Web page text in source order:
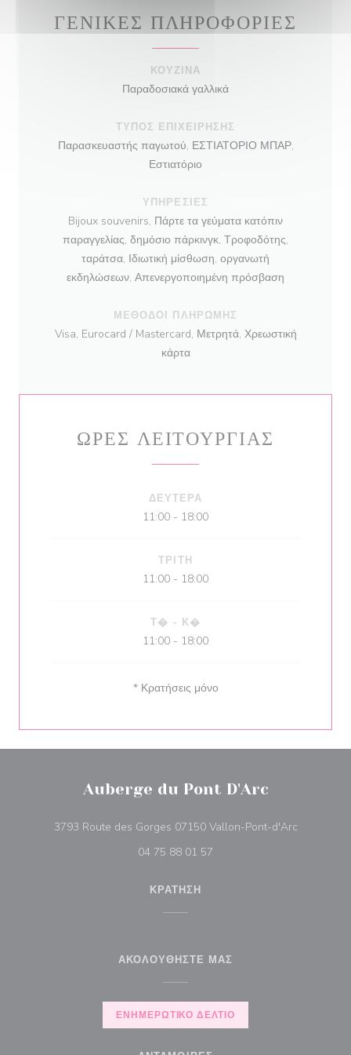
ΓΕΝΙΚΈΣ ΠΛΗΡΟΦΟΡΊΕΣ
ΚΟΥΖΊΝΑ
Παραδοσιακά γαλλικά
ΤΎΠΟΣ ΕΠΙΧΕΊΡΗΣΗΣ
Παρασκευαστής παγωτού, ΕΣΤΙΑΤΟΡΙΟ ΜΠΑΡ,
Εστιατόριο
ΥΠΗΡΕΣΊΕΣ
Bijoux souvenirs, Πάρτε τα γεύματα κατόπιν
παραγγελίας, δημόσιο πάρκινγκ, Τροφοδότης,
ταράτσα, Ιδιωτική μίσθωση, οργανωτή
εκδηλώσεων, Απενεργοποιημένη πρόσβαση
ΜΈΘΟΔΟΙ ΠΛΗΡΩΜΉΣ
Visa, Eurocard / Mastercard, Μετρητά, Χρεωστική
κάρτα
ΏΡΕΣ ΛΕΙΤΟΥΡΓΊΑΣ
ΔΕΥΤΈΡΑ
11:00 - 18:00
ΤΡΊΤΗ
11:00 - 18:00
Τ� - Κ�
11:00 - 18:00
* Κρατήσεις μόνο
Auberge du Pont D'Arc
3793 Route des Gorges 07150 Vallon-Pont-d'Arc((ανοίγει
04 75 88 01 57
ΚΡΆΤΗΣΗ
ΑΚΟΛΟΥΘΉΣΤΕ ΜΑΣ
ΕΝΗΜΕΡΩΤΙΚΌ ΔΕΛΤΊΟ